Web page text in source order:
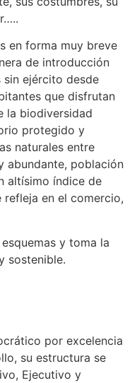
en forma muy breve
de introducción
sin ejército desde
que disfrutan
la biodiversidad
protegido y
naturales entre
abundante, población
altísimo índice de
en el comercio,
y toma la
sostenible.
por excelencia
su estructura se
Ejecutivo y